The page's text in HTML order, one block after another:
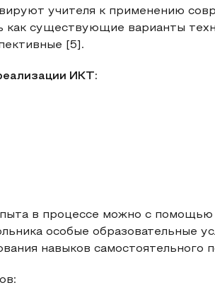
учителя к применению
как существующие варианты
[5].
ИКТ:
в процессе можно с помощью
особые образовательные
навыков самостоятельного